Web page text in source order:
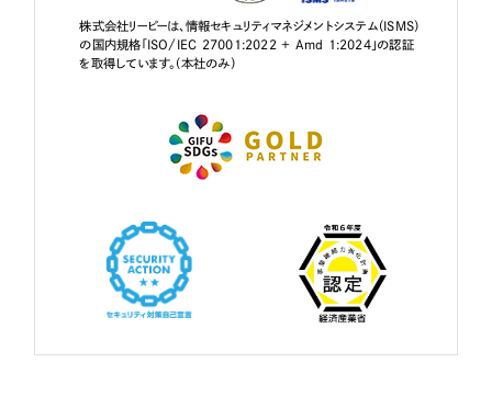
株式会社リーピーは、情報セキュリティマネジメントシステム（ISMS）
の国内規格「ISO/IEC 27001:2022 + Amd 1:2024」の認証
を取得しています。（本社のみ）